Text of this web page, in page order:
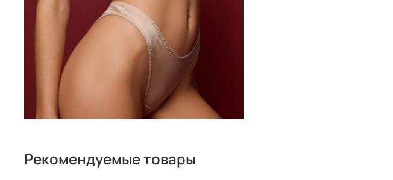
Рекомендуемые товары